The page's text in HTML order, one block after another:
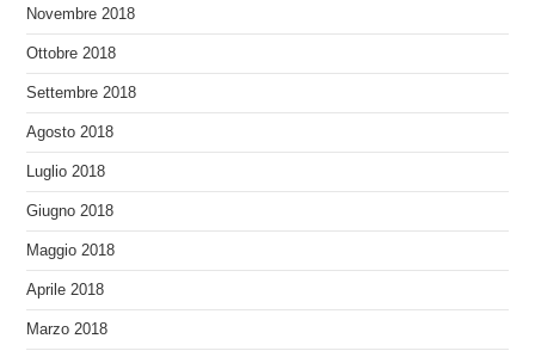
Novembre 2018
Ottobre 2018
Settembre 2018
Agosto 2018
Luglio 2018
Giugno 2018
Maggio 2018
Aprile 2018
Marzo 2018